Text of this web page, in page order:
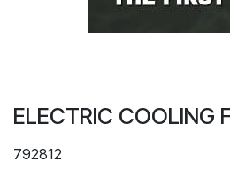
ELECTRIC COOLING
792812